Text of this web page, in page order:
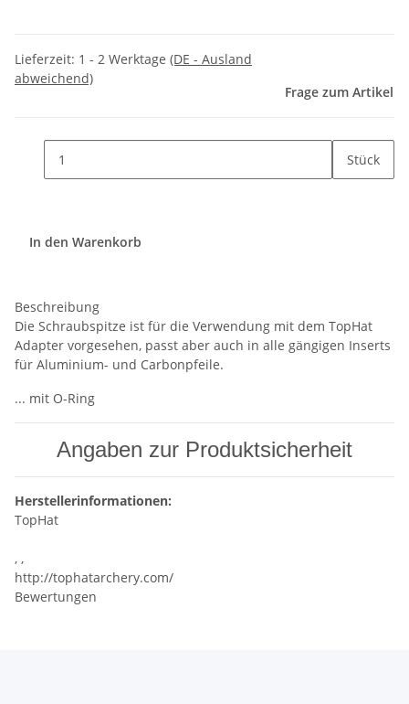
Lieferzeit: 1 - 2 Werktage (DE - Ausland
abweichend)
Frage zum Artikel
Stück
In den Warenkorb
Beschreibung
Die Schraubspitze ist für die Verwendung mit dem TopHat
Adapter vorgesehen, passt aber auch in alle gängigen Inserts
für Aluminium- und Carbonpfeile.
... mit O-Ring
Angaben zur Produktsicherheit
Herstellerinformationen:
TopHat
, ,
http://tophatarchery.com/
Bewertungen